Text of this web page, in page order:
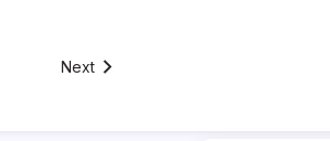
Next